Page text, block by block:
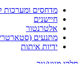
מדחסים ומערכות
חיישנים
אלטרנטור
מתנעים
ידיות איתות